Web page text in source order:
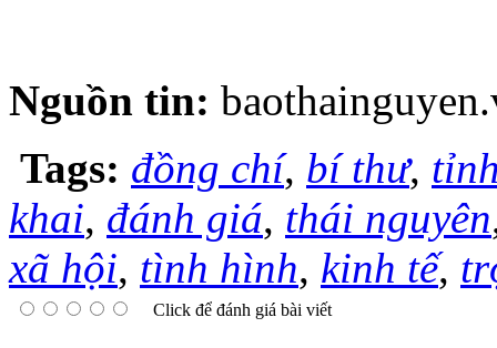
Nguồn tin:
Tags: đồng chí, bí thư,
khai, đánh giá, thái nguyên
xã hội, tình hình, kinh tế,
Click để đánh giá bài viết